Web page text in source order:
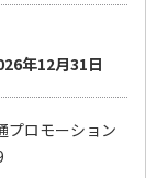
年12月31日
プロモーション